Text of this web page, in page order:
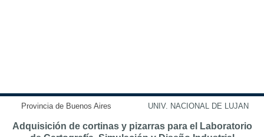
Provincia de Buenos Aires UNIV. NACIONAL DE LUJAN
Adquisición de cortinas y pizarras para el Laboratorio